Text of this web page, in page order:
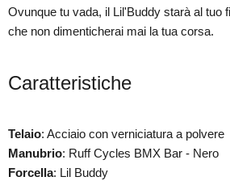
Ovunque tu vada, il Lil'Buddy starà al tuo
che non dimenticherai mai la tua corsa.
Caratteristiche
Telaio: Acciaio con verniciatura a polvere
Manubrio: Ruff Cycles BMX Bar - Nero
Forcella: Lil Buddy